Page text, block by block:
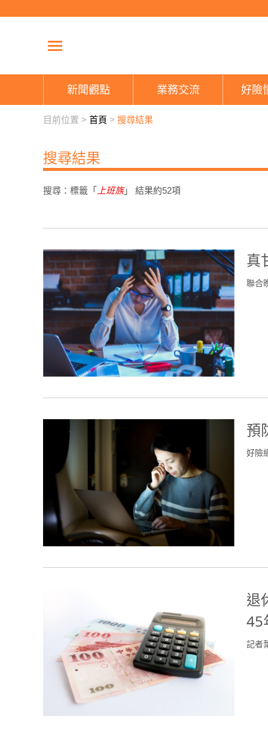
新聞觀點 業務交流 好險
目前位置 > 首頁 > 搜尋結果
搜尋結果
搜尋：標籤「 上班族」 結果約52項
真
聯合
預
好險
退
45
記者